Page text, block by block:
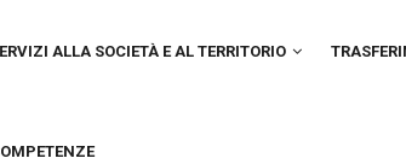
ALLA SOCIETÀ E AL TERRITORIO